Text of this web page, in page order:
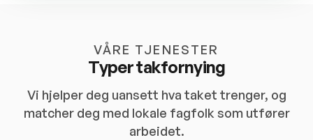
VÅRE TJENESTER
Typer takfornying
Vi hjelper deg uansett hva taket trenger, og
matcher deg med lokale fagfolk som utfører
arbeidet.